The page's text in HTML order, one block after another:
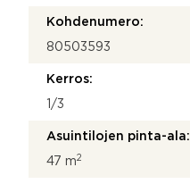
Kohdenumero:
80503593
Kerros:
1/3
Asuintilojen pinta-ala:
47 m2